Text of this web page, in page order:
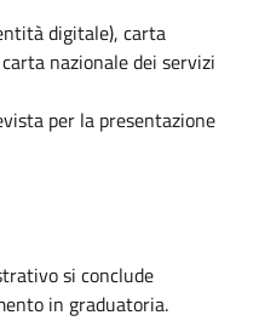
digitale), carta
nazionale dei servizi
per la presentazione
si conclude
in graduatoria.